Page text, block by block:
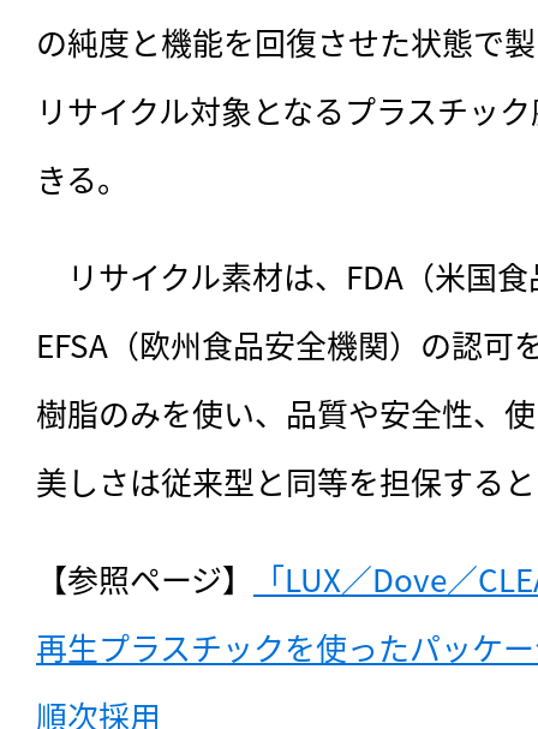
の純度と機能を回復させた状態で
リサイクル対象となるプラスチッ
きる。
リサイクル素材は、FDA（米国
EFSA（欧州食品安全機関）の認可
樹脂のみを使い、品質や安全性、
美しさは従来型と同等を担保する
【参照ページ】
「LUX／Dove／
再生プラスチックを使ったパッケ
順次採用